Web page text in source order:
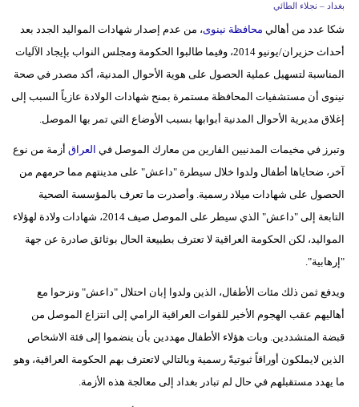
بغداد – نجلاء الطائي
شكا عدد من أهالي محافظة نينوى، من عدم إصدار شهادات المواليد الجدد بعد
أحداث حزيران/يونيو 2014، وفيما طالبوا الحكومة ومجلس النواب بإيجاد الآليات
المناسبة لتسهيل عملية الحصول على هوية الأحوال المدنية، أكد مصدر في صحة
نينوى أن مستشفيات المحافظة مستمرة بمنح شهادات الولادة عازياً السبب إلى
إغلاق مديرية الأحوال المدنية أبوابها بسبب الأوضاع التي تمر بها الموصل.
وتبرز في مخيمات المدنيين الفارين من معارك الموصل في العراق أزمة من نوع
آخر، ضحاياها أطفال ولدوا خلال سيطرة "داعش" على مدينتهم مما حرمهم من
الحصول على شهادات ميلاد رسمية. وأصدرت ما تعرف بالمؤسسة الصحية
التابعة إلى "داعش" الذي سيطر على الموصل صيف 2014، شهادات ولادة لهؤلاء
المواليد، لكن الحكومة العراقية لا تعترف بطبيعة الحال بوثائق صادرة عن جهة
"إرهابية".
ويدفع ثمن ذلك مئات الأطفال، الذين ولدوا إبان احتلال "داعش" ونزحوا مع
أهاليهم عقب الهجوم الأخير للقوات العراقية الرامي إلى انتزاع الموصل من
قبضة المتشددين. وبات هؤلاء الأطفال مهددين بأن ينضموا إلى فئة الاشخاص
الذين لايملكون أوراقاً ثبوتيةً رسمية وبالتالي لاتعترف بهم الحكومة العراقية، وهو
ما يهدد مستقبلهم في حال لم تبادر بغداد إلى معالجة هذه الأزمة.